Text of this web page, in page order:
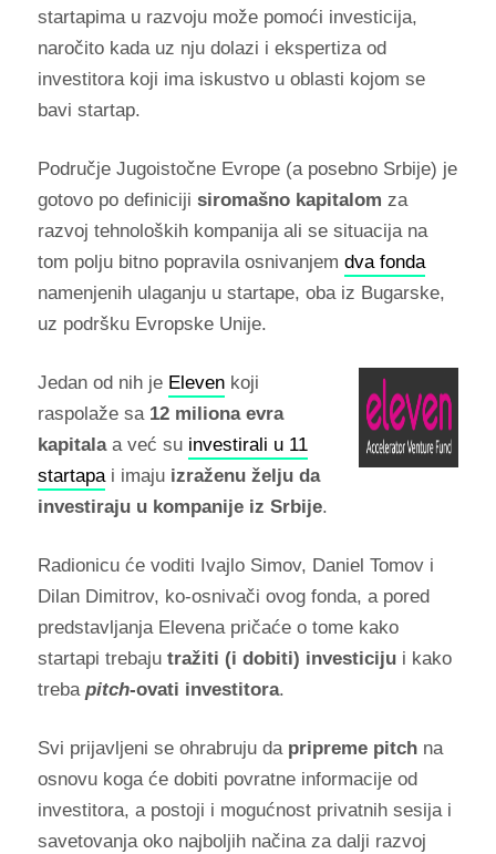
startapima u razvoju može pomoći investicija,
naročito kada uz nju dolazi i ekspertiza od
investitora koji ima iskustvo u oblasti kojom se
bavi startap.
Područje Jugoistočne Evrope (a posebno Srbije) je
gotovo po definiciji siromašno kapitalom za
razvoj tehnoloških kompanija ali se situacija na
tom polju bitno popravila osnivanjem dva fonda
namenjenih ulaganju u startape, oba iz Bugarske,
uz podršku Evropske Unije.
Jedan od nih je Elevenkoji
raspolaže sa 12 miliona evra
kapitalaa već su investirali u 11
startapai imaju izraženu želju da
investiraju u kompanije iz Srbije.
Radionicu će voditi Ivajlo Simov, Daniel Tomov i
Dilan Dimitrov, ko-osnivači ovog fonda, a pored
predstavljanja Elevena pričaće o tome kako
startapi trebaju tražiti (i dobiti) investicijui kako
treba pitch-ovati investitora.
Svi prijavljeni se ohrabruju da pripreme pitchna
osnovu koga će dobiti povratne informacije od
investitora, a postoji i mogućnost privatnih sesija i
savetovanja oko najboljih načina za dalji razvoj